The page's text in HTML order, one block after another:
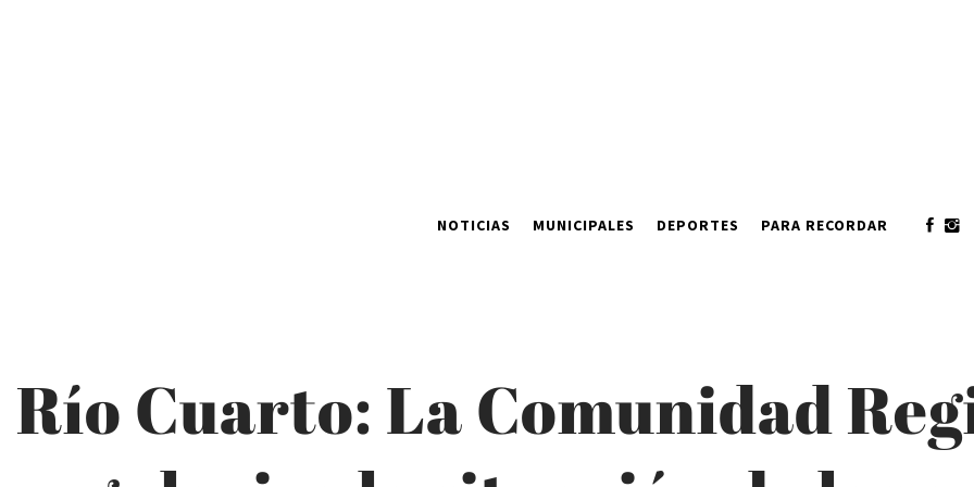
NOTICIAS MUNICIPALES DEPORTES PARA RECORDAR
Río Cuarto: La Comunidad